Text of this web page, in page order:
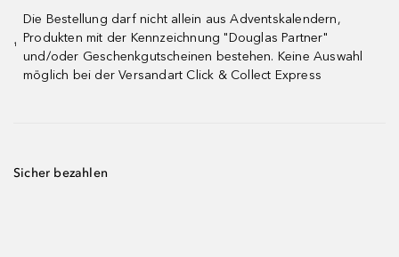
¹
Die Bestellung darf nicht allein aus Adventskalendern,
Produkten mit der Kennzeichnung "Douglas Partner"
und/oder Geschenkgutscheinen bestehen. Keine Auswahl
möglich bei der Versandart Click & Collect Express
Sicher bezahlen